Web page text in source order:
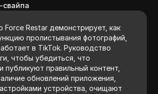
Force Restar демонстрирует, как
пролистывания фотографий,
в TikTok. Руководство
чтобы убедиться, что
публикуют правильный контент,
обновлений приложения,
устройства, очищают